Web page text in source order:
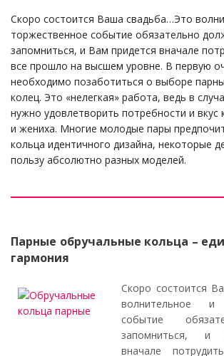
Скоро состоится Ваша свадьба…Это
торжественное событие обязательно
запомниться, и Вам придется вначале
все прошло на высшем уровне. В первую
необходимо позаботиться о выборе
колец. Это «нелегкая» работа, ведь в
нужно удовлетворить потребности и вкус
и жениха. Многие молодые пары
кольца идентичного дизайна, некоторые
пользу абсолютно разных моделей.
Парные обручальные кольца –
гармония
Скоро состоится
волнительное и
событие
запомниться, и
вначале